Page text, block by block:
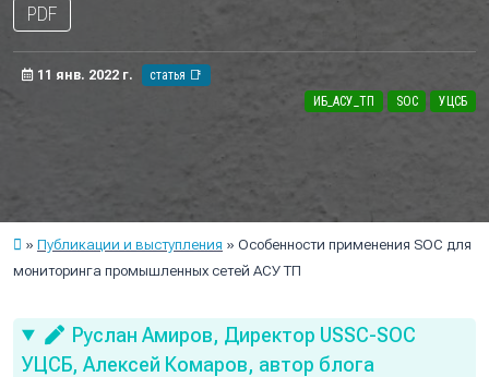
PDF
11 янв. 2022 г.
статья 📑
ИБ_АСУ_ТП
SOC УЦСБ
Публикации и выступления
Особенности применения SOC для
мониторинга промышленных сетей АСУ ТП
Руслан Амиров, Директор USSC-SOC
УЦСБ, Алексей Комаров, автор блога